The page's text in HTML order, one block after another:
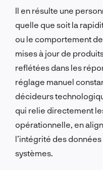
Il en résulte une
quelle que soit la
ou le comportement
mises à jour de
reflétées dans les
réglage manuel
décideurs
qui relie directement
opérationnelle, en
l’intégrité des
systèmes.